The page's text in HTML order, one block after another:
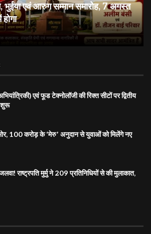
भुईया एवं आरुग सम्मान समारोह, 7 अगस्त
एवं फूड टेक्नोलॉजी की रिक्त सीटों पर द्वितीय
शुरू
100 करोड़ के ‘मेरु’ अनुदान से युवाओं को मिलेंगे नए
राष्ट्रपति मुर्मु ने 209 प्रतिनिधियों से की मुलाकात,